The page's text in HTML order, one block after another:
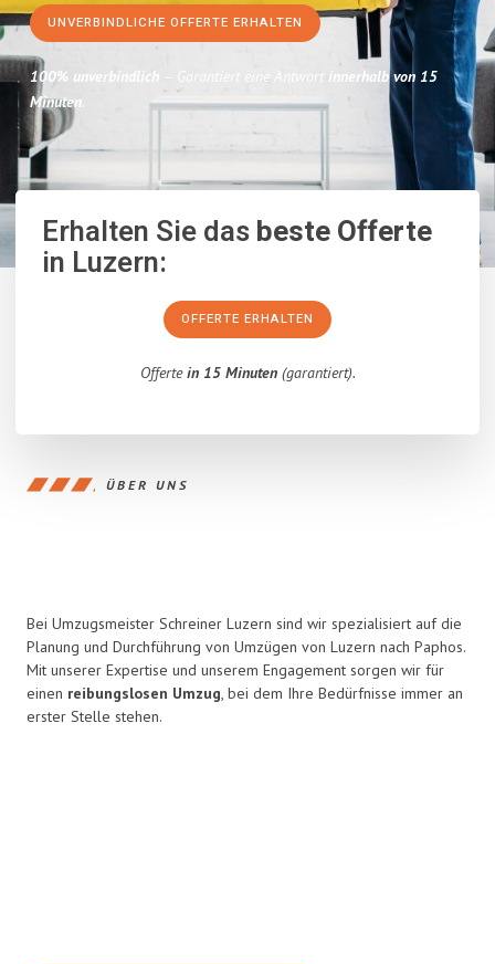
UNVERBINDLICHE OFFERTE ERHALTEN
100% unverbindlich – Garantiert eine Antwort innerhalb von 15
Minuten.
Erhalten Sie dasbeste Offerte
in Luzern:
OFFERTE ERHALTEN
Offertein 15 Minuten(garantiert).
ÜBER UNS
Bei Umzugsmeister Schreiner Luzern sind wir spezialisiert auf die
Planung und Durchführung von Umzügen von Luzern nach Paphos.
Mit unserer Expertise und unserem Engagement sorgen wir für
einen reibungslosen Umzug, bei dem Ihre Bedürfnisse immer an
erster Stelle stehen.